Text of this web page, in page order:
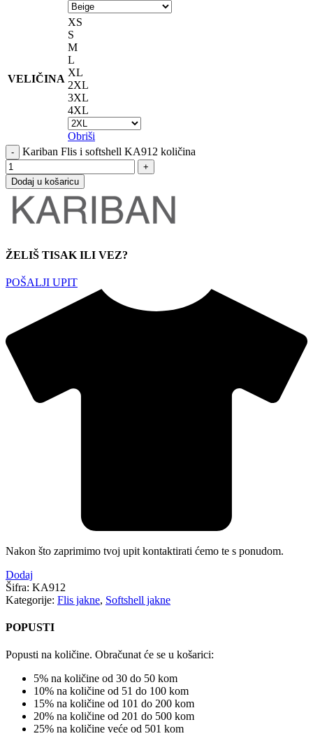
VELIČINA
XS
S
M
L
XL
2XL
3XL
4XL
Obriši
Kariban Flis i softshell KA912 količina
Dodaj u košaricu
ŽELIŠ TISAK ILI VEZ?
POŠALJI UPIT
Nakon što zaprimimo tvoj upit kontaktirati ćemo te s ponudom.
Dodaj
Šifra: KA912
Kategorije: Flis jakne, Softshell jakne
POPUSTI
Popusti na količine. Obračunat će se u košarici:
5% na količine od 30 do 50 kom
10% na količine od 51 do 100 kom
15% na količine od 101 do 200 kom
20% na količine od 201 do 500 kom
25% na količine veće od 501 kom